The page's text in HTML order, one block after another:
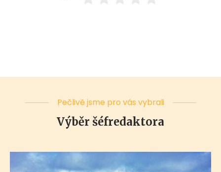
Pečlivě jsme pro vás vybrali
Výběr šéfredaktora